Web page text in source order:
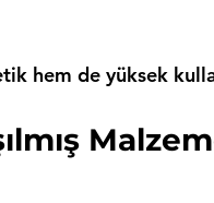
hem de yüksek